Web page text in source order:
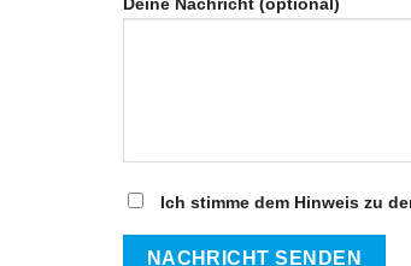
Ich stimme dem Hinweis zu